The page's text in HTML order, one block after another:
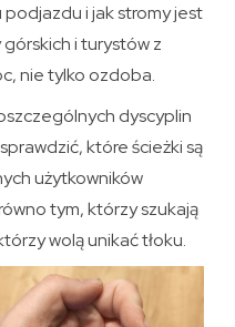
i jak stromy jest
i turystów z
nie tylko ozdoba.
dyscyplin
które ścieżki są
użytkowników
tym, którzy szukają
wolą unikać tłoku.